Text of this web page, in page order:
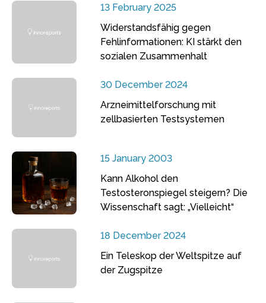
13 February 2025
Widerstandsfähig gegen
Fehlinformationen: KI stärkt den
sozialen Zusammenhalt
30 December 2024
Arzneimittelforschung mit
zellbasierten Testsystemen
15 January 2003
Kann Alkohol den
Testosteronspiegel steigern? Die
Wissenschaft sagt: „Vielleicht“
18 December 2024
Ein Teleskop der Weltspitze auf
der Zugspitze